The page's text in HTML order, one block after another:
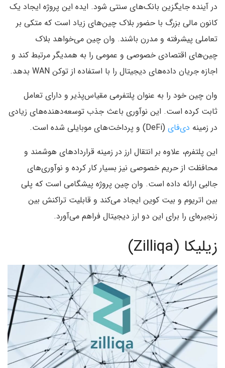
در آینده جایگزین بانک‌های سنتی شود. ایده این پروژه ایجاد یک
کانون مالی بزرگ با حضور بلاک چین‌های زیاد است که متکی بر
تعاملی پیشرفته و مدرن باشند. وان چین می‌خواهد بلاک
چین‌های اقتصادی خصوصی و عمومی را به همدیگر مرتبط کند و
اجازه جریان داده‌های دیجیتال را با استفاده از توکن WAN بدهد.
وان چین خود را به عنوان پلتفرمی مقیاس‌پذیر و دارای تعامل
ثابت کرده است. این نوآوری باعث جذب توسعه‌دهنده‌های زیادی
در زمینه دی‌فای (DeFi) و پرداخت‌های موبایلی شده است.
این پلتفرم، علاوه بر انتقال ارز در زمینه قرارداد‌های هوشمند و
محافظت از حریم خصوصی نیز بسیار کار کرده و نوآوری‌های
جالبی ارائه داده است. وان چین پروژه پیشگامی است که پلی
بین اتریوم و بیت کوین ایجاد می‌کند و قابلیت تراکنش بین
زنجیره‌ای را برای این دو ارز دیجیتال فراهم می‌آورد.
زیلیکا (Zilliqa)